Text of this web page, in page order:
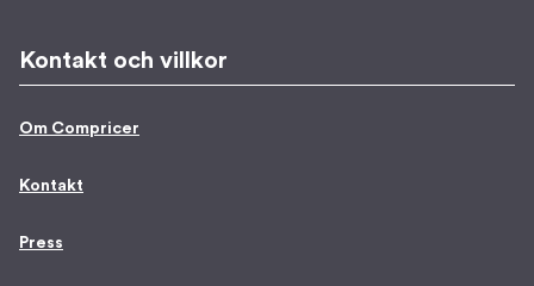
Kontakt och villkor
Om Compricer
Kontakt
Press